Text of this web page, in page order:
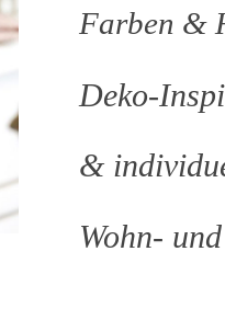
Farben &
Deko-
&
Wohn-